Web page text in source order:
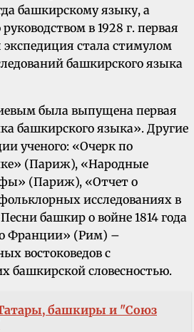
башкирскому языку, а
в 1928 г. первая
экспедиция стала стимулом
башкирского языка
была выпущена первая
башкирского языка». Другие
ученого: «Очерк по
(Париж), «Народные
(Париж), «Отчет о
исследованиях в
башкир о войне 1814 года
Франции» (Рим) –
востоковедов с
башкирской словесностью.
башкиры и "Союз